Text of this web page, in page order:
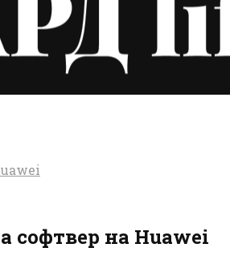
софтвер на Huawei